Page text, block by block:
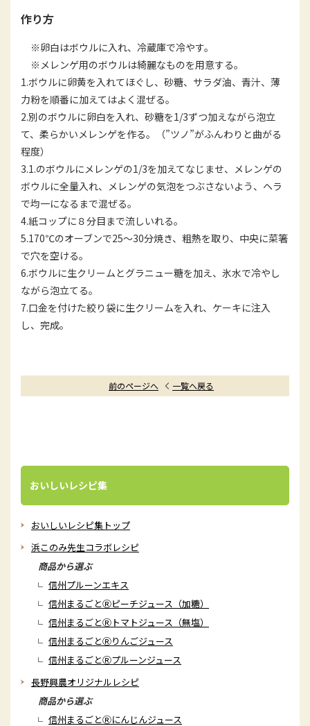
作り方
※卵白はボウルに入れ、冷蔵庫で冷やす。
※メレンゲ用のボウルは綺麗なものを用意する。
1.ボウルに卵黄を入れてほぐし、砂糖、サラダ油、青汁、薄
力粉を順番に加えてはよく混ぜる。
2.別のボウルに卵白を入れ、砂糖を1/3ずつ加えながら泡立
て、柔らかいメレンゲを作る。（”ツノ”がふんわりと曲がる
程度）
3.1.のボウルにメレンゲの1/3を加えてなじませ、メレンゲの
ボウルに全量入れ、メレンゲの気泡をつぶさないよう、ヘラ
で均一になるまで混ぜる。
4.紙コップに８分目まで流しいれる。
5.170℃のオーブンで25～30分焼き、粗熱を取り、中央に菜箸
で穴を空ける。
6.ボウルに生クリームとグラニュー糖を加え、氷水で冷やし
ながら泡立てる。
7.口金を付けた絞り袋に生クリームを入れ、ケーキに注入
し、完成。
前のページへ 一覧へ戻る
おいしいレシピ集
おいしいレシピ集トップ
浜このみ先生コラボレシピ
商品から選ぶ
信州プルーンエキス
信州まるごとⓇピーチジュース（加糖）
信州まるごとⓇトマトジュース（無塩）
信州まるごとⓇりんごジュース
信州まるごとⓇプルーンジュース
長野興農オリジナルレシピ
商品から選ぶ
信州まるごとⓇにんじんジュース